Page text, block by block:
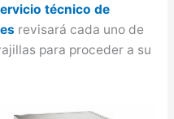
técnico de
revisará cada uno de
para proceder a su